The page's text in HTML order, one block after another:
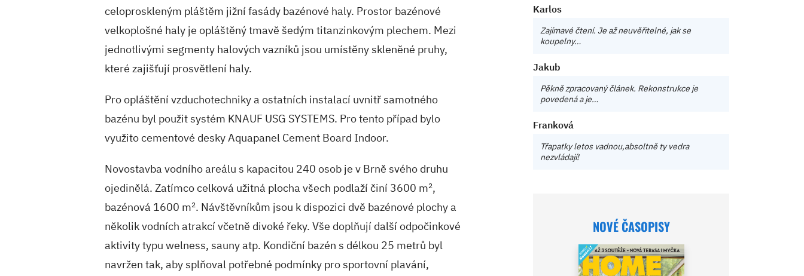
celoproskleným pláštěm jižní fasády bazénové haly. Prostor bazénové
velkoplošné haly je opláštěný tmavě šedým titanzinkovým plechem. Mezi
jednotlivými segmenty halových vazníků jsou umístěny skleněné pruhy,
které zajišťují prosvětlení haly.
Pro opláštění vzduchotechniky a ostatních instalací uvnitř samotného
bazénu byl použit systém KNAUF USG SYSTEMS. Pro tento případ bylo
využito cementové desky Aquapanel Cement Board Indoor.
Novostavba vodního areálu s kapacitou 240 osob je v Brně svého druhu
ojedinělá. Zatímco celková užitná plocha všech podlaží činí 3600 m2,
bazénová 1600 m2. Návštěvníkům jsou k dispozici dvě bazénové plochy a
několik vodních atrakcí včetně divoké řeky. Vše doplňují další odpočinkové
aktivity typu welness, sauny atp. Kondiční bazén s délkou 25 metrů byl
navržen tak, aby splňoval potřebné podmínky pro sportovní plavání,
Karlos
Zajímavé čtení. Je až neuvěřitelné, jak se
koupelny…
Jakub
Pěkně zpracovaný článek. Rekonstrukce je
povedená a je…
Franková
Třapatky letos vadnou,absoltně ty vedra
nezvládají!
NOVÉ ČASOPISY